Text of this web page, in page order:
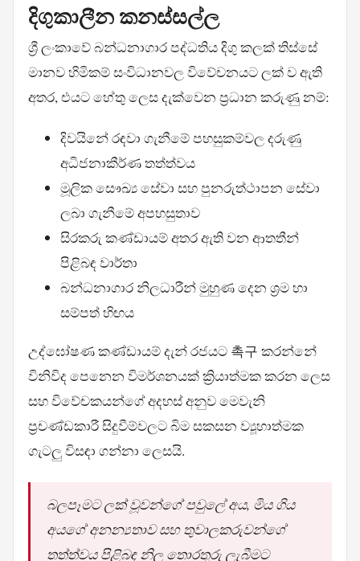
දිගුකාලීන කනස්සල්ල
ශ්‍රී ලංකාවේ බන්ධනාගාර පද්ධතිය දිගු කලක් තිස්සේ
මානව හිමිකම් සංවිධානවල විවේචනයට ලක් ව ඇති
අතර, එයට හේතු ලෙස දැක්වෙන ප්‍රධාන කරුණු නම්:
දිවයිනේ රඳවා ගැනීමේ පහසුකම්වල දරුණු
අධිජනාකීර්ණ තත්ත්වය
මූලික සෞඛ්‍ය සේවා සහ පුනරුත්ථාපන සේවා
ලබා ගැනීමේ අපහසුතාව
සිරකරු කණ්ඩායම් අතර ඇති වන ආතතීන්
පිළිබඳ වාර්තා
බන්ධනාගාර නිලධාරීන් මුහුණ දෙන ශ්‍රම හා
සම්පත් හිඟය
උද්ඝෝෂණ කණ්ඩායම් දැන් රජයට 촉구 කරන්නේ
විනිවිද පෙනෙන විමර්ශනයක් ක්‍රියාත්මක කරන ලෙස
සහ විවේචකයන්ගේ අදහස් අනුව මෙවැනි
ප්‍රචණ්ඩකාරී සිදුවීම්වලට බිම සකසන ව්‍යූහාත්මක
ගැටලු විසඳා ගන්නා ලෙසයි.
බලපෑමට ලක් වූවන්ගේ පවුලේ අය, මිය ගිය
අයගේ අනන්‍යතාව සහ තුවාලකරුවන්ගේ
තත්ත්වය පිළිබඳ නිල තොරතුරු ලැබීමට